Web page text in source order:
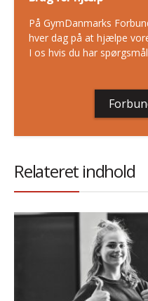
På GymDanmarks
hver dag på at hjælpe
I os hvis du har
Relateret indhold